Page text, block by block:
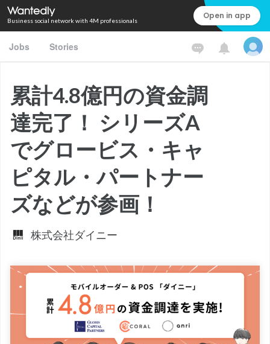
Business social network with 4M professionals Open in app
Jobs Stories
累計4.8億円の資金調
達完了！ シリーズA
でグロービス・キャ
ピタル・パートナー
ズなどが参画！
株式会社ダイニー